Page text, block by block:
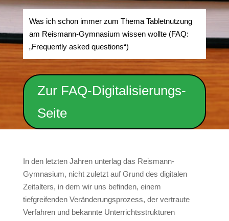
Was ich schon immer zum Thema Tabletnutzung
am Reismann-Gymnasium wissen wollte (FAQ:
„Frequently asked questions“)
Zur FAQ-Digitalisierungs-
Seite
In den letzten Jahren unterlag das Reismann-
Gymnasium, nicht zuletzt auf Grund des digitalen
Zeitalters, in dem wir uns befinden, einem
tiefgreifenden Veränderungsprozess, der vertraute
Verfahren und bekannte Unterrichtsstrukturen